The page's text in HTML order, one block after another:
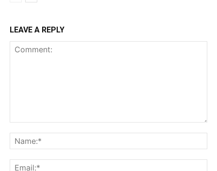
LEAVE A REPLY